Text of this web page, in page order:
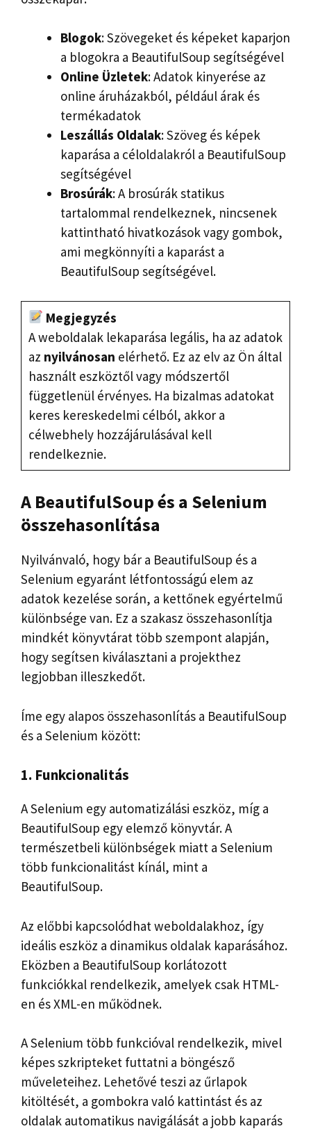
Blogok: Szövegeket és képeket kaparjon
a blogokra a BeautifulSoup segítségével
Online Üzletek: Adatok kinyerése az
online áruházakból, például árak és
termékadatok
Leszállás Oldalak: Szöveg és képek
kaparása a céloldalakról a BeautifulSoup
segítségével
Brosúrák: A brosúrák statikus
tartalommal rendelkeznek, nincsenek
kattintható hivatkozások vagy gombok,
ami megkönnyíti a kaparást a
BeautifulSoup segítségével.
Megjegyzés
A weboldalak lekaparása legális, ha az adatok
az nyilvánosan elérhető. Ez az elv az Ön által
használt eszköztől vagy módszertől
függetlenül érvényes. Ha bizalmas adatokat
keres kereskedelmi célból, akkor a
célwebhely hozzájárulásával kell
rendelkeznie.
A BeautifulSoup és a Selenium
összehasonlítása
Nyilvánvaló, hogy bár a BeautifulSoup és a
Selenium egyaránt létfontosságú elem az
adatok kezelése során, a kettőnek egyértelmű
különbsége van. Ez a szakasz összehasonlítja
mindkét könyvtárat több szempont alapján,
hogy segítsen kiválasztani a projekthez
legjobban illeszkedőt.
Íme egy alapos összehasonlítás a BeautifulSoup
és a Selenium között:
1. Funkcionalitás
A Selenium egy automatizálási eszköz, míg a
BeautifulSoup egy elemző könyvtár. A
természetbeli különbségek miatt a Selenium
több funkcionalitást kínál, mint a
BeautifulSoup.
Az előbbi kapcsolódhat weboldalakhoz, így
ideális eszköz a dinamikus oldalak kaparásához.
Eközben a BeautifulSoup korlátozott
funkciókkal rendelkezik, amelyek csak HTML-
en és XML-en működnek.
A Selenium több funkcióval rendelkezik, mivel
képes szkripteket futtatni a böngésző
műveleteihez. Lehetővé teszi az űrlapok
kitöltését, a gombokra való kattintást és az
oldalak automatikus navigálását a jobb kaparás